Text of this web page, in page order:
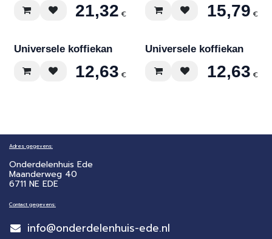
21,32 € 15,79 €
Universele koffiekan
12,63 €
Universele koffiekan
12,63 €
Adres gegevens:
Onderdelenhuis Ede
Maanderweg 40
6711 NE EDE
Contact gegevens:
info@onderdelenhuis-ede.nl